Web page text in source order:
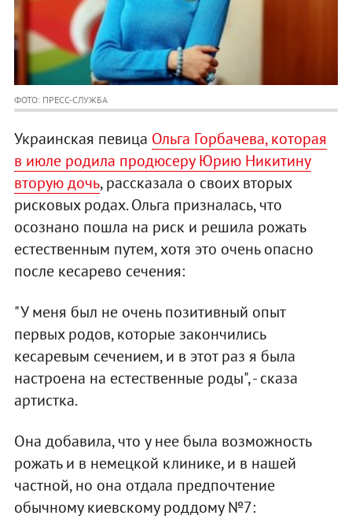
ФОТО: ПРЕСС-СЛУЖБА
Украинская певица Ольга Горбачева, которая
в июле родила продюсеру Юрию Никитину
вторую дочь, рассказала о своих вторых
рисковых родах. Ольга призналась, что
осознано пошла на риск и решила рожать
естественным путем, хотя это очень опасно
после кесарево сечения:
"У меня был не очень позитивный опыт
первых родов, которые закончились
кесаревым сечением, и в этот раз я была
настроена на естественные роды", - сказа
артистка.
Она добавила, что у нее была возможность
рожать и в немецкой клинике, и в нашей
частной, но она отдала предпочтение
обычному киевскому роддому №7: